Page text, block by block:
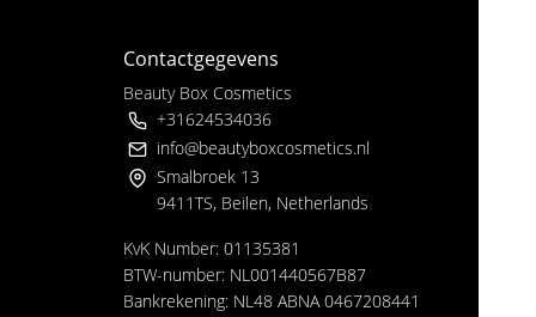
Contactgegevens
Beauty Box Cosmetics
+31624534036
info@beautyboxcosmetics.nl
Smalbroek 13
9411TS, Beilen, Netherlands
KvK Number: 01135381
BTW-number: NL001440567B87
Bankrekening: NL48 ABNA 0467208441